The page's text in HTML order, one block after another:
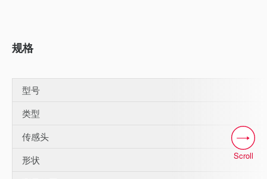
规格
型号
类型
传感头
形状
Scroll